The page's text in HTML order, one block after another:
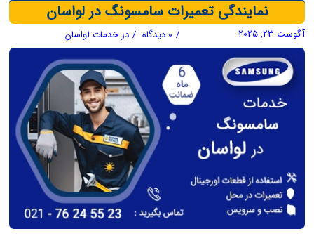
نمایندگی تعمیرات سامسونگ در لواسان
آگوست 23, 2025 / 0 دیدگاه / درخدمات لواسان